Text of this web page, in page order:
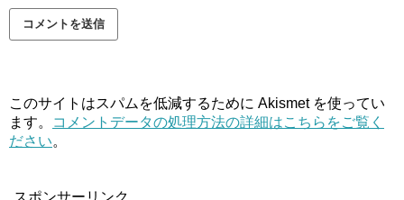
このサイトはスパムを低減するために Akismet を使ってい
ます。
コメントデータの処理方法の詳細はこちらをご覧く
ださい。
スポンサーリンク